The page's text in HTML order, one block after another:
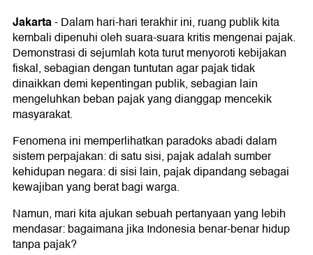
Jakarta-Dalam hari-hari terakhir ini, ruang publik kita
kembali dipenuhi oleh suara-suara kritis mengenai pajak.
Demonstrasi di sejumlah kota turut menyoroti kebijakan
fiskal, sebagian dengan tuntutan agar pajak tidak
dinaikkan demi kepentingan publik, sebagian lain
mengeluhkan beban pajak yang dianggap mencekik
masyarakat.
Fenomena ini memperlihatkan paradoks abadi dalam
sistem perpajakan: di satu sisi, pajak adalah sumber
kehidupan negara: di sisi lain, pajak dipandang sebagai
kewajiban yang berat bagi warga.
Namun, mari kita ajukan sebuah pertanyaan yang lebih
mendasar: bagaimana jika Indonesia benar-benar hidup
tanpa pajak?